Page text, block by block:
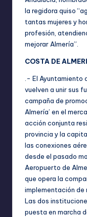
la regidora quiso
tantas mujeres y
profesión,
mejorar Almería”.
COSTA DE
.- El Ayuntamiento
vuelven a unir sus
campaña de
Almería’ en el
acción conjunta
provincia y la
las conexiones
desde el pasado
Aeropuerto de
que opera la
implementación de
Las dos
puesta en marcha